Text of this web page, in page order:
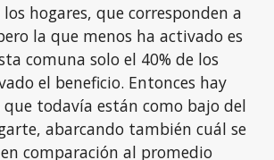
los hogares, que corresponden a
la que menos ha activado es
comuna solo el 40% de los
el beneficio. Entonces hay
todavía están como bajo del
abarcando también cuál se
comparación al promedio